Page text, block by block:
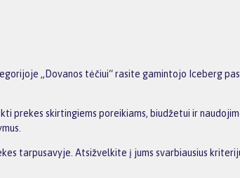
„Dovanos tėčiui“ rasite gamintojo Iceberg
prekes skirtingiems poreikiams, biudžetui ir
tarpusavyje. Atsižvelkite į jums svarbiausius